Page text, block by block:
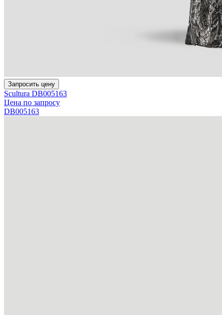
Запросить цену
Scultura DB005163
Цена по запросу
DB005163